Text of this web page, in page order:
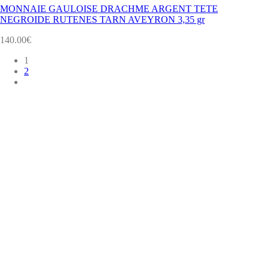
MONNAIE GAULOISE DRACHME ARGENT TETE
NEGROIDE RUTENES TARN AVEYRON 3,35 gr
140.00€
1
2